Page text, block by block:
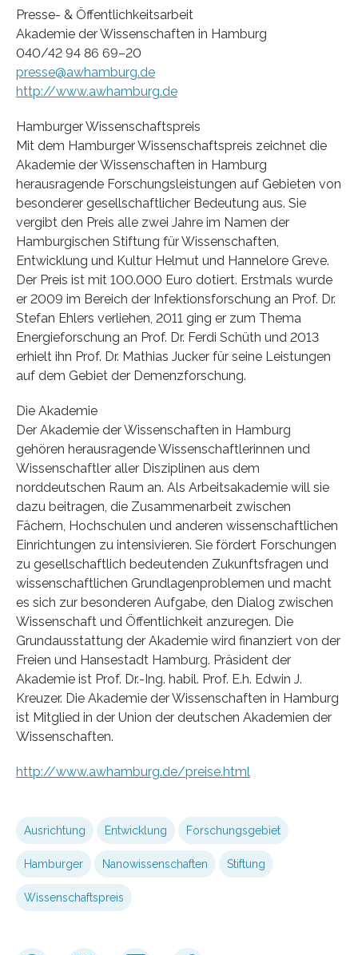
Presse- & Öffentlichkeitsarbeit
Akademie der Wissenschaften in Hamburg
040/42 94 86 69–20
presse@awhamburg.de
http://www.awhamburg.de
Hamburger Wissenschaftspreis
Mit dem Hamburger Wissenschaftspreis zeichnet die
Akademie der Wissenschaften in Hamburg
herausragende Forschungsleistungen auf Gebieten von
besonderer gesellschaftlicher Bedeutung aus. Sie
vergibt den Preis alle zwei Jahre im Namen der
Hamburgischen Stiftung für Wissenschaften,
Entwicklung und Kultur Helmut und Hannelore Greve.
Der Preis ist mit 100.000 Euro dotiert. Erstmals wurde
er 2009 im Bereich der Infektionsforschung an Prof. Dr.
Stefan Ehlers verliehen, 2011 ging er zum Thema
Energieforschung an Prof. Dr. Ferdi Schüth und 2013
erhielt ihn Prof. Dr. Mathias Jucker für seine Leistungen
auf dem Gebiet der Demenzforschung.
Die Akademie
Der Akademie der Wissenschaften in Hamburg
gehören herausragende Wissenschaftlerinnen und
Wissenschaftler aller Disziplinen aus dem
norddeutschen Raum an. Als Arbeitsakademie will sie
dazu beitragen, die Zusammenarbeit zwischen
Fächern, Hochschulen und anderen wissenschaftlichen
Einrichtungen zu intensivieren. Sie fördert Forschungen
zu gesellschaftlich bedeutenden Zukunftsfragen und
wissenschaftlichen Grundlagenproblemen und macht
es sich zur besonderen Aufgabe, den Dialog zwischen
Wissenschaft und Öffentlichkeit anzuregen. Die
Grundausstattung der Akademie wird finanziert von der
Freien und Hansestadt Hamburg. Präsident der
Akademie ist Prof. Dr.-Ing. habil. Prof. E.h. Edwin J.
Kreuzer. Die Akademie der Wissenschaften in Hamburg
ist Mitglied in der Union der deutschen Akademien der
Wissenschaften.
http://www.awhamburg.de/preise.html
Ausrichtung Entwicklung Forschungsgebiet
Hamburger Nanowissenschaften Stiftung
Wissenschaftspreis